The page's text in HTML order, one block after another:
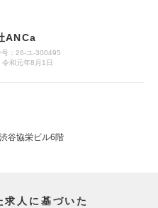
ANCa
号：26-ユ-300495
和元年8月1日
谷協栄ビル6階
求人に基づいた